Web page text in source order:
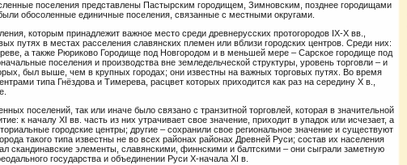
поселения представлены Пастырским городищем, Зимновским, позднее городищами
обосоленные единичные поселения, связанные с местными округами.
которым принадлежит важное место среди древнерусских протогородов IX-X вв.,
путях в местах расселения славянских племен или вблизи городских центров. Среди них:
а также Рюриково Городище под Новгородом и в меньшей мере – Сарское городище под
поселения и производства вне земледельческой структуры, уровень торговли – и
был выше, чем в крупных городах; они известны на важных торговых путях. Во время
типа Гнёздова и Тимерева, расцвет которых приходится как раз на середину X в.,
поселений, так или иначе было связано с транзитной торговлей, которая в значительной
к началу XI вв. часть из них утрачивает свое значение, приходит в упадок или исчезает, а
городские центры; другие – сохранили свое региональное значение и существуют
такого типа известны не во всех районах районах Древней Руси; состав их населения
скандинавские элементы, славянскими, финнскими и балтскими – они сыграли заметную
государства и объединении Руси X-начала XI в.